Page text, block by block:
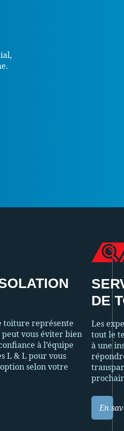
toiture représente
vous éviter bien
à l’équipe
L & L pour vous
selon votre
DE
Les
tout le
à une
En